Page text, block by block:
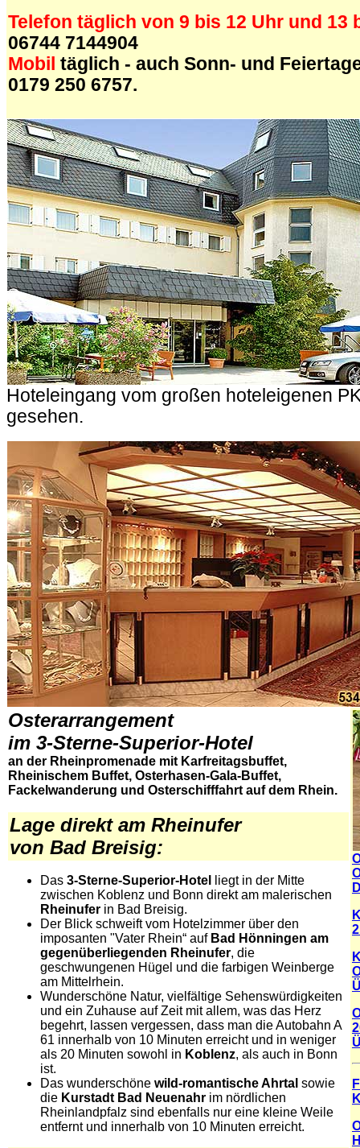
Telefon täglich von 9 bis 12 Uhr und 13
06744 7144904
Mobil täglich - auch Sonn- und
0179 250 6757.
Hoteleingang vom großen hoteleigenen
gesehen.
Osterarrangement
im 3-Sterne-Superior-Hotel
an der Rheinpromenade mit Karfreitagsbuffet,
Rheinischem Buffet, Osterhasen-Gala-Buffet,
Fackelwanderung und Osterschifffahrt auf dem Rhein.
Lage direkt am Rheinufer
von Bad Breisig:
Das 3-Sterne-Superior-Hotel
liegt in der Mitte
zwischen Koblenz und Bonn direkt am malerischen
Rheinufer in Bad Breisig.
Der Blick schweift vom Hotelzimmer über den
imposanten "Vater Rhein“ auf Bad Hönningen am
gegenüberliegenden Rheinufer, die
geschwungenen Hügel und die farbigen Weinberge
am Mittelrhein.
Wunderschöne Natur, vielfältige Sehenswürdigkeiten
und ein Zuhause auf Zeit mit allem, was das Herz
begehrt, lassen vergessen, dass man die Autobahn A
61 innerhalb von 10 Minuten erreicht und in weniger
als 20 Minuten sowohl in Koblenz, als auch in Bonn
ist.
Das wunderschöne wild-romantische Ahrtal sowie
die Kurstadt Bad Neuenahr im nördlichen
Rheinlandpfalz sind ebenfalls nur eine kleine Weile
entfernt und innerhalb von 10 Minuten erreicht.